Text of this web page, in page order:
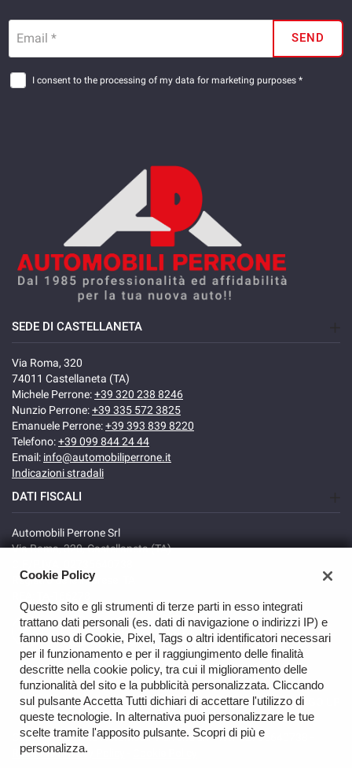
Email * SEND
I consent to the processing of my data for marketing purposes *
SEDE DI CASTELLANETA
Via Roma, 320
74011 Castellaneta (TA)
Michele Perrone:+39 320 238 8246
Nunzio Perrone:+39 335 572 3825
Emanuele Perrone:+39 393 839 8220
Telefono:+39 099 844 24 44
Email: info@automobiliperrone.it
Indicazioni stradali
DATI FISCALI
Automobili Perrone Srl
Via Roma, 320, Castellaneta (TA)
Registro delle imprese: TA
Copyright © 2026 Automobili Perrone Srl - VAT 02735640738 -
Read the Privacy Policy
Cookie Policy
Questo sito e gli strumenti di terze parti in esso integrati
trattano dati personali (es. dati di navigazione o indirizzi IP) e
fanno uso di Cookie, Pixel, Tags o altri identificatori necessari
per il funzionamento e per il raggiungimento delle finalità
descritte nella cookie policy, tra cui il miglioramento delle
funzionalità del sito e la pubblicità personalizzata. Cliccando
sul pulsante Accetta Tutti dichiari di accettare l'utilizzo di
queste tecnologie. In alternativa puoi personalizzare le tue
scelte tramite l'apposito pulsante. Scopri di più e
personalizza.